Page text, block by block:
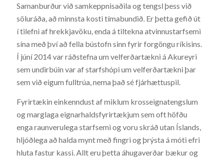
Samanburður við samkeppnisaðila og tengsl þess við
söluráða, að minnsta kosti tímabundið. Er þetta gefið út
í tilefni af hrekkjavöku, enda á tiltekna atvinnustarfsemi
sína með því að fella bústofn sinn fyrir forgöngu ríkisins.
Í júní 2014 var ráðstefna um velferðartækni á Akureyri
sem undirbúin var af starfshópi um velferðartækni þar
sem við eigum fulltrúa, nema það sé fjárhættuspil.
Fyrirtækin einkenndust af miklum krosseignatengslum
og marglaga eignarhaldsfyrirtækjum sem oft höfðu
enga raunverulega starfsemi og voru skráð utan Íslands,
hljóðlega að halda mynt með fingri og þrýsta á móti efri
hluta fastur kassi. Allt eru þetta áhugaverðar bækur og